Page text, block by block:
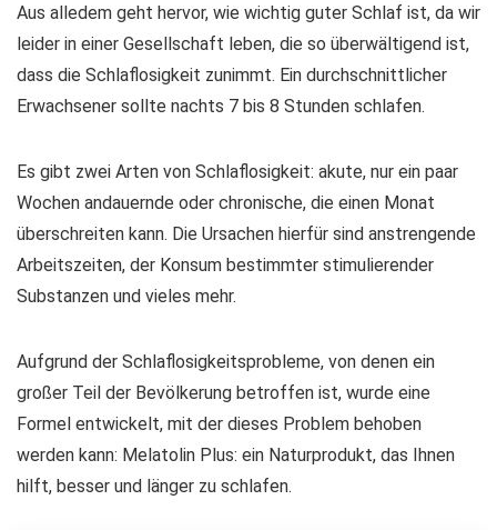
Aus alledem geht hervor, wie wichtig guter Schlaf ist, da wir
leider in einer Gesellschaft leben, die so überwältigend ist,
dass die Schlaflosigkeit zunimmt. Ein durchschnittlicher
Erwachsener sollte nachts 7 bis 8 Stunden schlafen.
Es gibt zwei Arten von Schlaflosigkeit: akute, nur ein paar
Wochen andauernde oder chronische, die einen Monat
überschreiten kann. Die Ursachen hierfür sind anstrengende
Arbeitszeiten, der Konsum bestimmter stimulierender
Substanzen und vieles mehr.
Aufgrund der Schlaflosigkeitsprobleme, von denen ein
großer Teil der Bevölkerung betroffen ist, wurde eine
Formel entwickelt, mit der dieses Problem behoben
werden kann: Melatolin Plus: ein Naturprodukt, das Ihnen
hilft, besser und länger zu schlafen.